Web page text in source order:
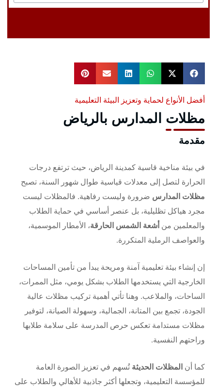
أفضل الأنواع لحماية وتعزيز البيئة التعليمية
مظلات المدارس بالرياض
مقدمة
في بيئة مناخية قاسية كمدينة الرياض، حيث ترتفع درجات
الحرارة لتصل إلى معدلات قياسية طوال شهور السنة، تصبح
مظلات المدارس ضرورة وليست رفاهية. فالمظلات ليست
مجرد هياكل تظليلية، بل عنصر أساسي في حماية الطلاب
والمعلمين من أشعة الشمس الحارقة، الأمطار الموسمية،
والعواصف الرملية المتكررة.
إن إنشاء بيئة تعليمية آمنة ومريحة يبدأ من تأمين المساحات
الخارجية التي يستخدمها الطلاب بشكل يومي، مثل الممرات،
الساحات، والملاعب. وهنا تأتي أهمية تركيب مظلات عالية
الجودة، تجمع بين المتانة، الجمالية، وسهولة الصيانة، لتوفير
مظلات مستدامة تعكس حرص المدرسة على سلامة طلابها
وراحتهم النفسية.
كما أن المظلات الحديثة تُسهم في تعزيز الصورة العامة
للمؤسسة التعليمية، وتجعلها أكثر جاذبية للأهالي والطلاب على